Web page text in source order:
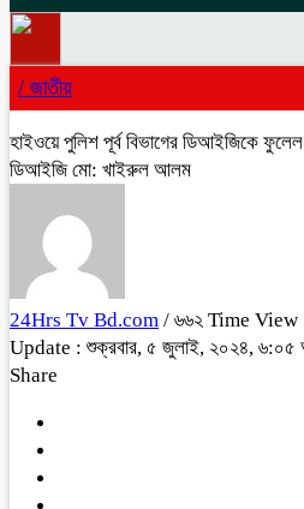
/ জাতীয়
হাইওয়ে পুলিশ পূর্ব বিভাগের ডিআইজিকে
ডিআইজি মো: খাইরুল আলম
24Hrs Tv Bd.com / ৬৬২ Time View
Update : শুক্রবার, ৫ জুলাই, ২০২৪, ৬:০৫
Share